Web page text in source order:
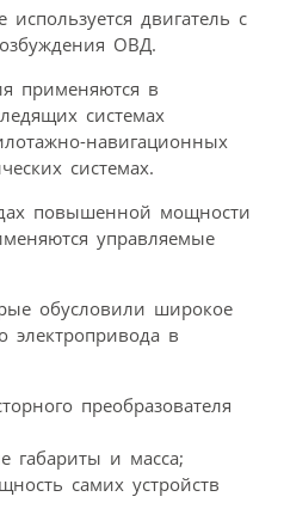
двигатель с
ОВД.
применяются в
системах
навигационных
системах.
повышенной мощности
управляемые
обусловили широкое
электропривода в
преобразователя
габариты и масса;
самих устройств